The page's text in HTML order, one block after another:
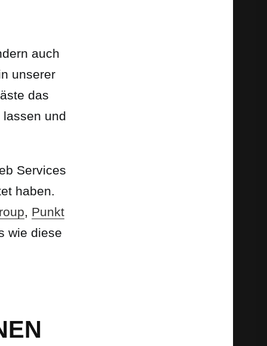
auch
unserer
das
und
Services
haben.
Punkt
wie diese